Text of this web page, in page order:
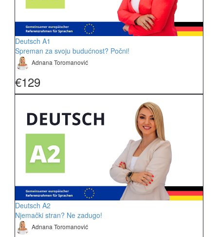
Deutsch A1
Spreman za svoju budućnost? Počni!
Adnana Toromanović
€129
Deutsch A2
Njemački stran? Ne zadugo!
Adnana Toromanović